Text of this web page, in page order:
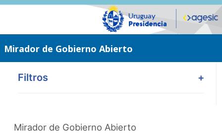
Saltar
Mirador de Gobierno Abierto
Filtros +
Mirador de Gobierno Abierto